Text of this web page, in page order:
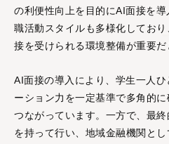
PeopleX AIセー
ルス
の利便性向上を目的にAI面接を
職活動スタイルも多様化してお
接を受けられる環境整備が重要だ
AI面接の導入により、学生一人
ーション力を一定基準で多角的
つながっています。一方で、最
を持って行い、地域金融機関と